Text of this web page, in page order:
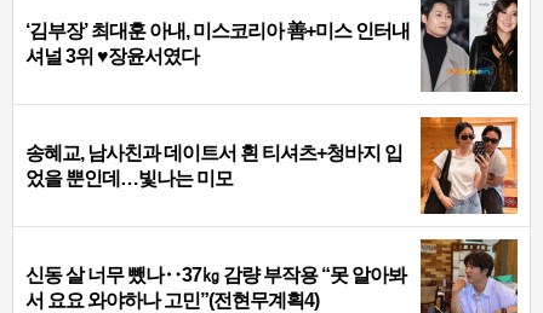
‘김부장’ 최대훈 아내, 미스코리아 善+미스 인터내
셔널 3위 ♥장윤서였다
송혜교, 남사친과 데이트서 흰 티셔츠+청바지 입
었을 뿐인데…빛나는 미모
신동 살 너무 뺐나‥37㎏ 감량 부작용 “못 알아봐
서 요요 와야하나 고민”(전현무계획4)